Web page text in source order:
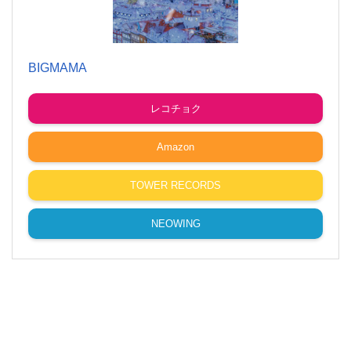
BIGMAMA
レコチョク
Amazon
TOWER RECORDS
NEOWING